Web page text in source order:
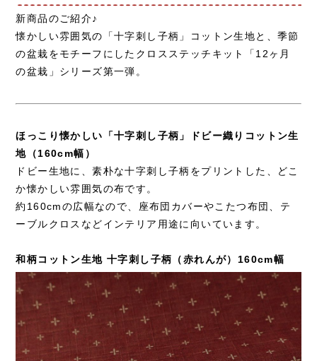
新商品のご紹介♪
懐かしい雰囲気の「十字刺し子柄」コットン生地と、季節
の盆栽をモチーフにしたクロスステッチキット「12ヶ月
の盆栽」シリーズ第一弾。
ほっこり懐かしい「十字刺し子柄」ドビー織りコットン生
地（160cm幅）
ドビー生地に、素朴な十字刺し子柄をプリントした、どこ
か懐かしい雰囲気の布です。
約160cmの広幅なので、座布団カバーやこたつ布団、テ
ーブルクロスなどインテリア用途に向いています。
和柄コットン生地 十字刺し子柄（赤れんが）160cm幅